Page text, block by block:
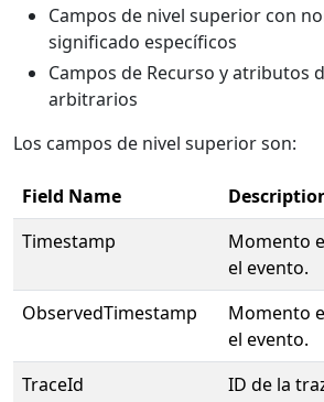
Campos de nivel superior con
significado específicos
Campos de Recurso y atributos
arbitrarios
Los campos de nivel superior son:
Field Name
Timestamp
Momento
el evento.
ObservedTimestamp
Momento
el evento.
TraceId
ID de la